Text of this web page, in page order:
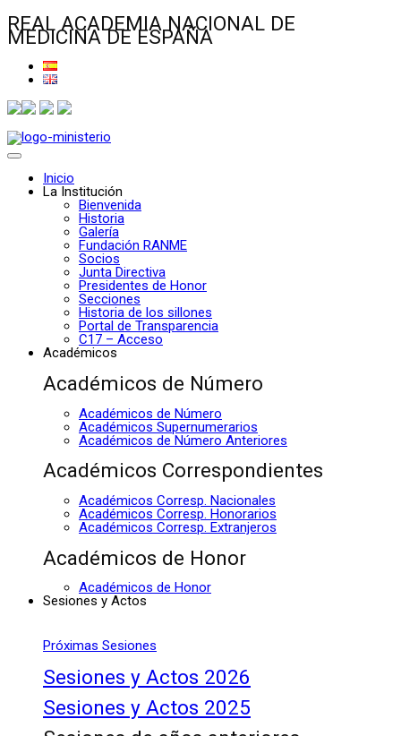
REAL ACADEMIA NACIONAL DE
MEDICINA DE ESPAÑA
Inicio
La Institución
Bienvenida
Historia
Galería
Fundación RANME
Socios
Junta Directiva
Presidentes de Honor
Secciones
Historia de los sillones
Portal de Transparencia
C17 – Acceso
Académicos
Académicos de Número
Académicos de Número
Académicos Supernumerarios
Académicos de Número Anteriores
Académicos Correspondientes
Académicos Corresp. Nacionales
Académicos Corresp. Honorarios
Académicos Corresp. Extranjeros
Académicos de Honor
Académicos de Honor
Sesiones y Actos
Próximas Sesiones
Sesiones y Actos 2026
Sesiones y Actos 2025